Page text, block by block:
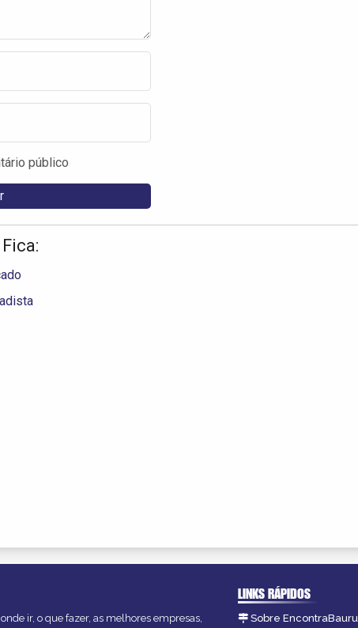
público
ir, o que fazer, as melhores empresas,
LINKS RÁPIDOS
Sobre EncontraBauru